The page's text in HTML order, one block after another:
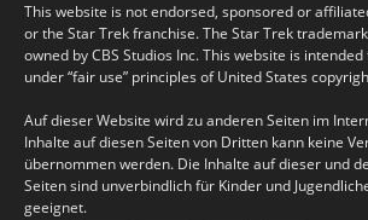
This website is not endorsed, sponsored or
or the Star Trek franchise. The Star Trek
owned by CBS Studios Inc. This website is
under “fair use” principles of United States
Auf dieser Website wird zu anderen Seiten im
Inhalte auf diesen Seiten von Dritten kann keine
übernommen werden. Die Inhalte auf dieser und
Seiten sind unverbindlich für Kinder und
geeignet.